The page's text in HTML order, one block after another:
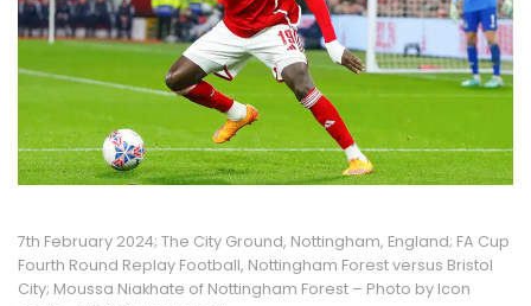
7th February 2024; The City Ground, Nottingham, England; FA Cup
Fourth Round Replay Football, Nottingham Forest versus Bristol
City; Moussa Niakhate of Nottingham Forest – Photo by Icon